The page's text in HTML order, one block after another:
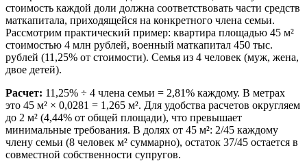
стоимость каждой доли должна соответствовать части средств
маткапитала, приходящейся на конкретного члена семьи.
Рассмотрим практический пример: квартира площадью 45 м²
стоимостью 4 млн рублей, военный маткапитал 450 тыс.
рублей (11,25% от стоимости). Семья из 4 человек (муж, жена,
двое детей).
Расчет: 11,25% ÷ 4 члена семьи = 2,81% каждому. В метрах
это 45 м² × 0,0281 = 1,265 м². Для удобства расчетов округляем
до 2 м² (4,44% от общей площади), что превышает
минимальные требования. В долях от 45 м²: 2/45 каждому
члену семьи (8 человек м² суммарно), остаток 37/45 остается в
совместной собственности супругов.